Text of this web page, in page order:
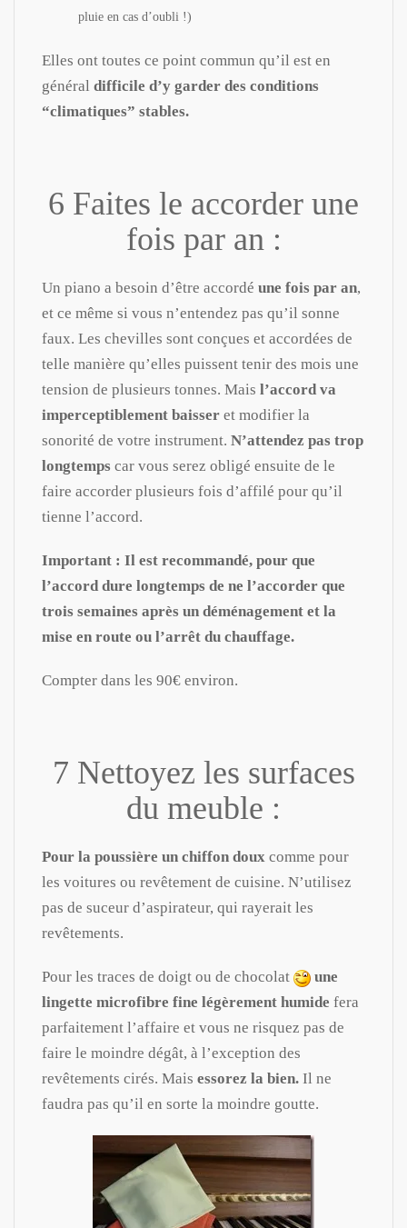
pluie en cas d’oubli !)
Elles ont toutes ce point commun qu’il est en
général difficile d’y garder des conditions
“climatiques” stables.
6 Faites le accorder une
fois par an :
Un piano a besoin d’être accordé une fois par an,
et ce même si vous n’entendez pas qu’il sonne
faux. Les chevilles sont conçues et accordées de
telle manière qu’elles puissent tenir des mois une
tension de plusieurs tonnes. Mais l’accord va
imperceptiblement baisser et modifier la
sonorité de votre instrument. N’attendez pas trop
longtemps car vous serez obligé ensuite de le
faire accorder plusieurs fois d’affilé pour qu’il
tienne l’accord.
Important : Il est recommandé, pour que
l’accord dure longtemps de ne l’accorder que
trois semaines après un déménagement et la
mise en route ou l’arrêt du chauffage.
Compter dans les 90€ environ.
7 Nettoyez les surfaces
du meuble :
Pour la poussière un chiffon doux comme pour
les voitures ou revêtement de cuisine. N’utilisez
pas de suceur d’aspirateur, qui rayerait les
revêtements.
Pour les traces de doigt ou de chocolat
une
lingette microfibre fine légèrement humide fera
parfaitement l’affaire et vous ne risquez pas de
faire le moindre dégât, à l’exception des
revêtements cirés. Mais essorez la bien. Il ne
faudra pas qu’il en sorte la moindre goutte.